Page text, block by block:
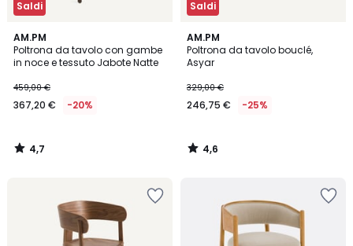
Saldi
AM.PM
Poltrona da tavolo con gambe
in noce e tessuto Jabote Natte
459,00 €
367,20 € -20%
4,7
/ 5
4,7
/
Saldi
AM.PM
Poltrona da tavolo bouclé,
Asyar
329,00 €
246,75 € -25%
4,6
/ 5
4,6
/